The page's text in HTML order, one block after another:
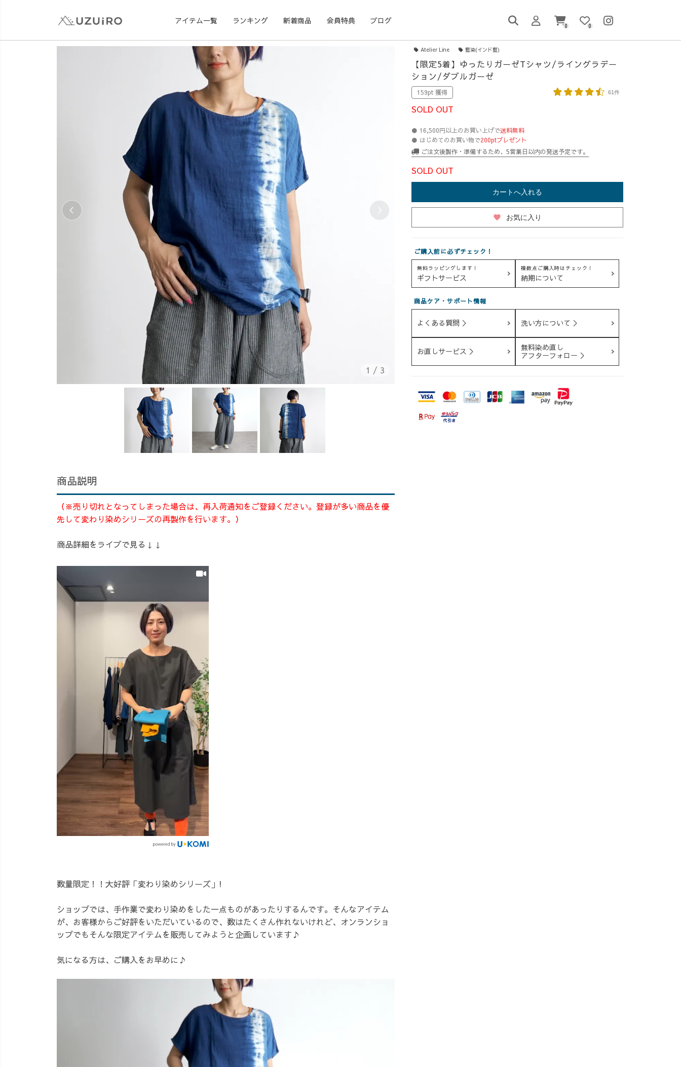
アイテム一覧 ランキング 新着商品 会員特典 ブログ
0 0
1 / 3
商品説明
（※売り切れとなってしまった場合は、再入荷通知をご登録ください。登録が多い商品を優
先して変わり染めシリーズの再製作を行います。）
商品詳細をライブで見る↓↓
数量限定！！大好評「変わり染めシリーズ」!
ショップでは、手作業で変わり染めをした一点ものがあったりするんです。そんなアイテム
が、お客様からご好評をいただいているので、数はたくさん作れないけれど、オンランショ
ップでもそんな限定アイテムを販売してみようと企画しています♪
気になる方は、ご購入をお早めに♪
Atelier Line 藍染(インド藍)
【限定5着】ゆったりガーゼTシャツ/ライングラデー
ション/ダブルガーゼ
159pt 獲得 61件
SOLD OUT
● 16,500円以上のお買い上げで送料無料
● はじめてのお買い物で200ptプレゼント
ご注文後製作・準備するため、5営業日以内の発送予定です。
SOLD OUT
カートへ入れる
favorite お気に入り
ご購入前に必ずチェック！
無料ラッピングします！
ギフトサービス
複数点ご購入時はチェック！
納期について
商品ケア・サポート情報
よくある質問 ＞ 洗い方について ＞
お直しサービス ＞
無料染め直し
アフターフォロー ＞